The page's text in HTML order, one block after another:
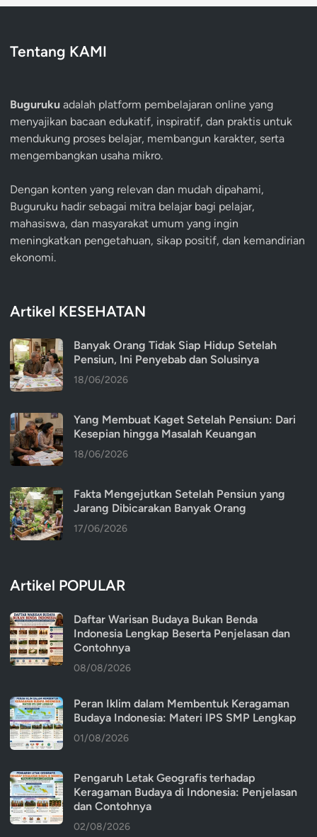
Tentang KAMI
Buguruku adalah platform pembelajaran online yang
menyajikan bacaan edukatif, inspiratif, dan praktis untuk
mendukung proses belajar, membangun karakter, serta
mengembangkan usaha mikro.
Dengan konten yang relevan dan mudah dipahami,
Buguruku hadir sebagai mitra belajar bagi pelajar,
mahasiswa, dan masyarakat umum yang ingin
meningkatkan pengetahuan, sikap positif, dan kemandirian
ekonomi.
Artikel KESEHATAN
Banyak Orang Tidak Siap Hidup Setelah
Pensiun, Ini Penyebab dan Solusinya
18/06/2026
Yang Membuat Kaget Setelah Pensiun: Dari
Kesepian hingga Masalah Keuangan
18/06/2026
Fakta Mengejutkan Setelah Pensiun yang
Jarang Dibicarakan Banyak Orang
17/06/2026
Artikel POPULAR
Daftar Warisan Budaya Bukan Benda
Indonesia Lengkap Beserta Penjelasan dan
Contohnya
08/08/2026
Peran Iklim dalam Membentuk Keragaman
Budaya Indonesia: Materi IPS SMP Lengkap
01/08/2026
Pengaruh Letak Geografis terhadap
Keragaman Budaya di Indonesia: Penjelasan
dan Contohnya
02/08/2026